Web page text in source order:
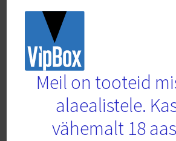
Meil on tooteid
alaealistele.
vähemalt 18